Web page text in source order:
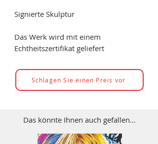
Signierte Skulptur
Das Werk wird mit einem
Echtheitszertifikat geliefert
Schlagen Sie einen Preis vor
Das könnte Ihnen auch gefallen...